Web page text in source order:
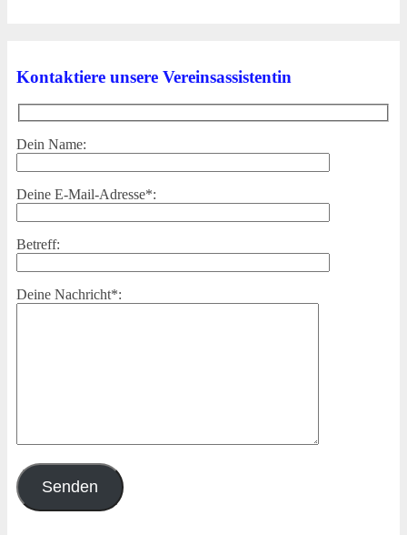
Kontaktiere unsere Vereinsassistentin
Dein Name:
Deine E-Mail-Adresse*:
Betreff:
Deine Nachricht*: